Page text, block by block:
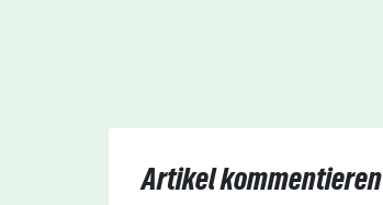
Artikel kommentieren